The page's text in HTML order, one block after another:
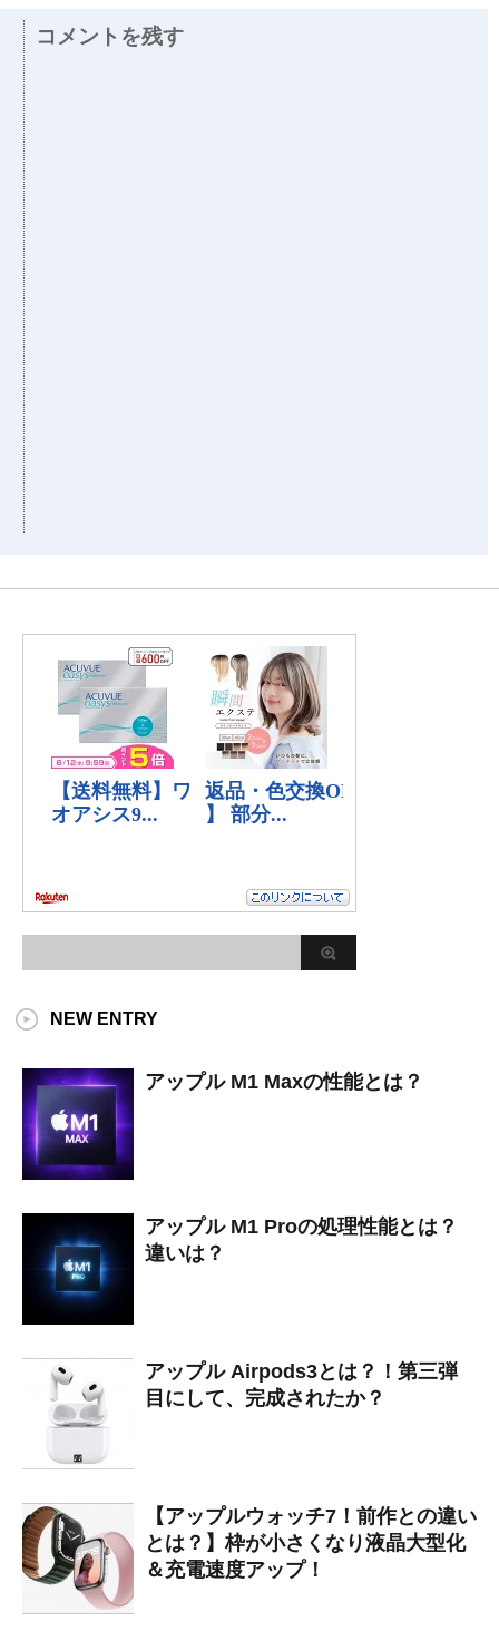
コメントを残す
NEW ENTRY
アップル M1 Maxの性能とは？
アップル M1 Proの処理性能とは？
違いは？
アップル Airpods3とは？！第三弾
目にして、完成されたか？
【アップルウォッチ7！前作との違い
とは？】枠が小さくなり液晶大型化
＆充電速度アップ！